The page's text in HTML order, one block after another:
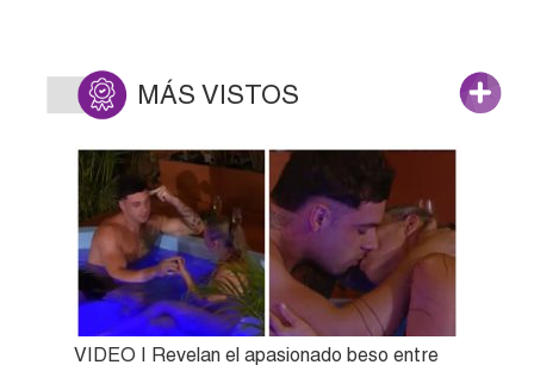
MÁS VISTOS
VIDEO | Revelan el apasionado beso entre